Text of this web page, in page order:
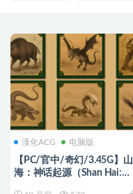
漢化ACG 电脑版
【PC/官中/奇幻/3.45G】山
海：神话起源（Shan Hai: